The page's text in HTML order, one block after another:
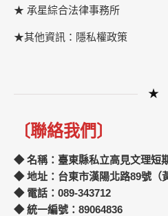
★ 承星綜合法律事務所
★其他資訊：隱私權政策
★
〔聯絡我們〕
◆ 名稱：臺東縣私立高見文理短
◆ 地址：台東市漢陽北路89號（
◆ 電話：089-343712
◆ 統一編號：89064836